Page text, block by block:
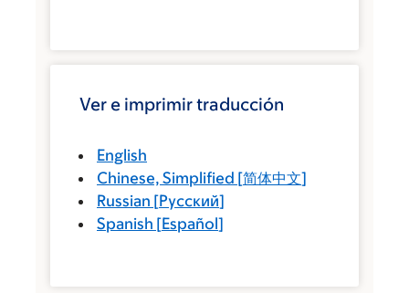
Ver e imprimir traducción
English
Chinese, Simplified [简体中文]
Russian [Русский]
Spanish [Español]